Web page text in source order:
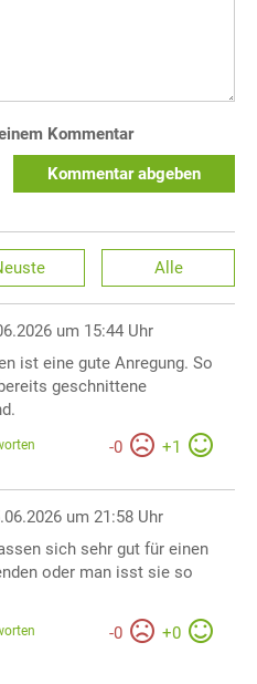
Kommentar
Kommentar abgeben
Alle
um 15:44 Uhr
ist eine gute Anregung. So
geschnittene
-0 +1
um 21:58 Uhr
sich sehr gut für einen
oder man isst sie so
-0 +0